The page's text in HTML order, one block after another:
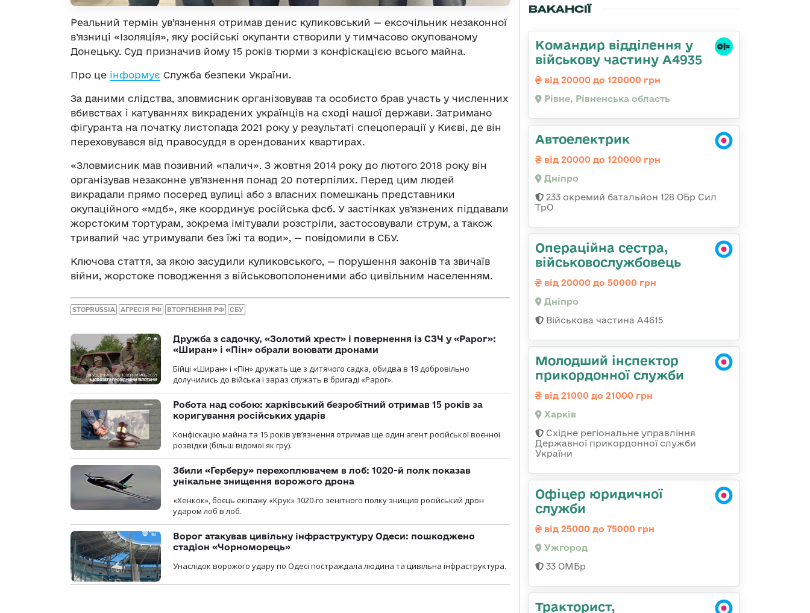
Реальний термін ув’язнення отримав денис куликовський — ексочільник незаконної
в’язниці «Ізоляція», яку російські окупанти створили у тимчасово окупованому
Донецьку. Суд призначив йому 15 років тюрми з конфіскацією всього майна.
Про це інформує Служба безпеки України.
За даними слідства, зловмисник організовував та особисто брав участь у численних
вбивствах і катуваннях викрадених українців на сході нашої держави. Затримано
фігуранта на початку листопада 2021 року у результаті спецоперації у Києві, де він
переховувався від правосуддя в орендованих квартирах.
«Зловмисник мав позивний «палич». З жовтня 2014 року до лютого 2018 року він
організував незаконне ув’язнення понад 20 потерпілих. Перед цим людей
викрадали прямо посеред вулиці або з власних помешкань представники
окупаційного «мдб», яке координує російська фсб. У застінках ув’язнених піддавали
жорстоким тортурам, зокрема імітували розстріли, застосовували струм, а також
тривалий час утримували без їжі та води», — повідомили в СБУ.
Ключова стаття, за якою засудили куликовського, — порушення законів та звичаїв
війни, жорстоке поводження з військовополоненими або цивільним населенням.
STOPRUSSIA АГРЕСІЯ РФ ВТОРГНЕННЯ РФ СБУ
Дружба з садочку, «Золотий хрест» і повернення із СЗЧ у «Рарог»:
«Ширан» і «Пін» обрали воювати дронами
Бійці «Ширан» і «Пін» дружать ще з дитячого садка, обидва в 19 добровільно
долучились до війська і зараз служать в бригаді «Рарог».
Робота над собою: харківський безробітний отримав 15 років за
коригування російських ударів
Конфіскацію майна та 15 років увʼязнення отримав ще один агент російської воєнної
розвідки (більш відомої як гру).
Збили «Герберу» перехоплювачем в лоб: 1020-й полк показав
унікальне знищення ворожого дрона
«Хенкок», боєць екіпажу «Крук» 1020-го зенітного полку знищив російський дрон
ударом лоб в лоб.
Ворог атакував цивільну інфраструктуру Одеси: пошкоджено
стадіон «Чорноморець»
Унаслідок ворожого удару по Одесі постраждала людина та цивільна інфраструктура.
ВАКАНСІЇ
Командир відділення у
військову частину А4935
від 20000 до 120000 грн
Рівне, Рівненська область
Автоелектрик
від 20000 до 120000 грн
Дніпро
233 окремий батальйон 128 ОБр Сил
ТрО
Операційна сестра,
військовослужбовець
від 20000 до 50000 грн
Дніпро
Військова частина А4615
Молодший інспектор
прикордонної служби
від 21000 до 21000 грн
Харків
Східне регіональне управління
Державної прикордонної служби
України
Офіцер юридичної
служби
від 25000 до 75000 грн
Ужгород
33 ОМБр
Тракторист,